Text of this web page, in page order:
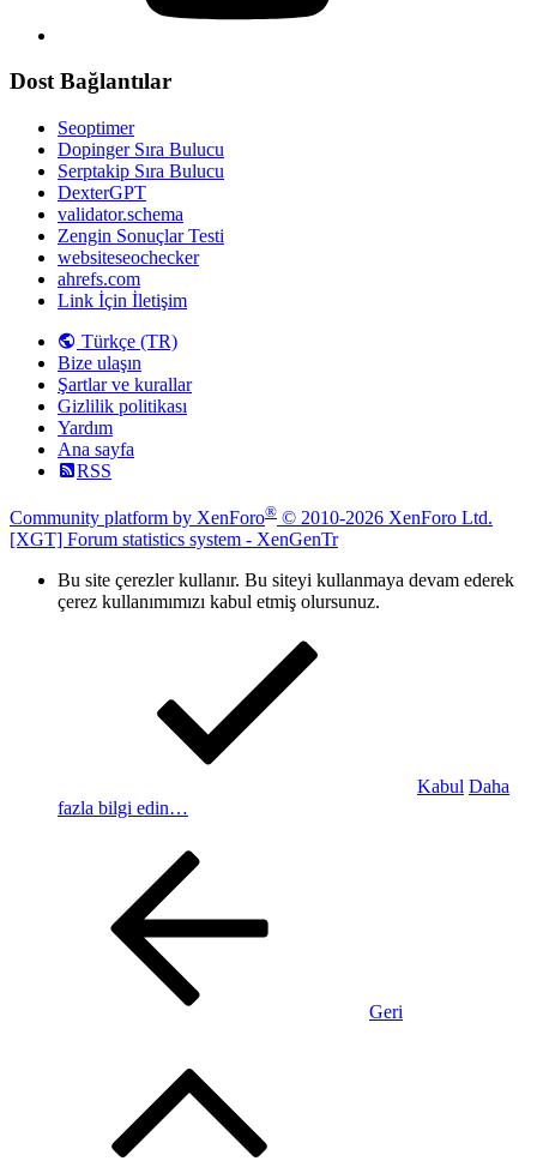
Dost Bağlantılar
Seoptimer
Dopinger Sıra Bulucu
Serptakip Sıra Bulucu
DexterGPT
validator.schema
Zengin Sonuçlar Testi
websiteseochecker
ahrefs.com
Link İçin İletişim
Türkçe (TR)
Bize ulaşın
Şartlar ve kurallar
Gizlilik politikası
Yardım
Ana sayfa
RSS
Community platform by XenForo® © 2010-2026 XenForo Ltd.
[XGT] Forum statistics system - XenGenTr
Bu site çerezler kullanır. Bu siteyi kullanmaya devam ederek
çerez kullanımımızı kabul etmiş olursunuz.
Kabul Daha
fazla bilgi edin…
Geri